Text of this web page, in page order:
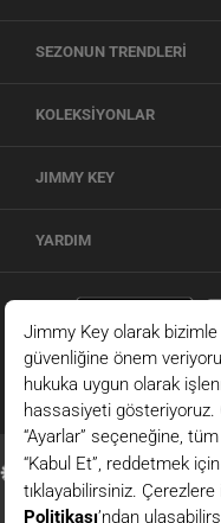
SEZONUN TRENDLERİ
KOLEKSİYONLAR
JIMMY KEY
YARDIM